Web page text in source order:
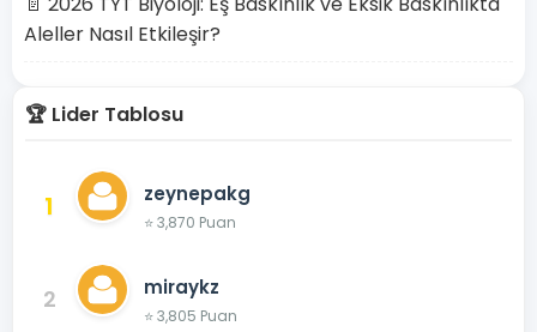
Aleller Nasıl Etkileşir?
🏆 Lider Tablosu
1 zeynepakg
⭐ 3,870 Puan
2 miraykz
⭐ 3,805 Puan